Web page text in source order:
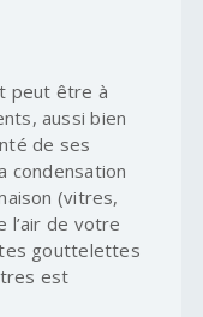
peut être à
aussi bien
de ses
condensation
(vitres,
l’air de votre
gouttelettes
est